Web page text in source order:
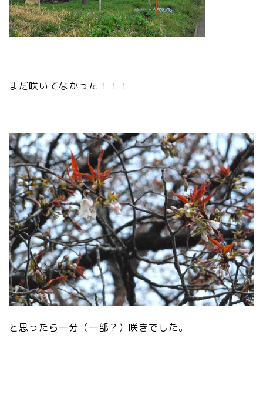
まだ咲いてなかった！！！
と思ったら一分（一部？）咲きでした。